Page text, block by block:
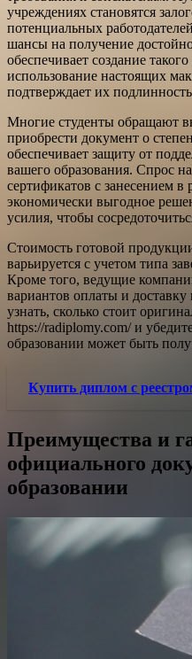
учреждениях становятся
потенциальных
шансы на получение
обеспечивает создание
использование настоящих
подтверждает их
Многие студенты обращают
приобрести документ о
обеспечивает защиту от
вашего образования. Спрос
сертификатов с занесением в
экономически выгодное
усилия, чтобы
Стоимость готовой
варьируется с учетом типа
Кроме того, ведущие
вариантов оплаты и
узнать, сколько стоит
https://radiplomy.com/ и
образовании может быть
Купить диплом с
Преимущества и
официального
образовании